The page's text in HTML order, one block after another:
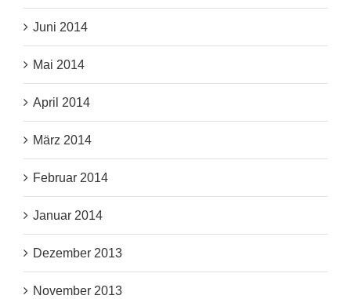
Juni 2014
Mai 2014
April 2014
März 2014
Februar 2014
Januar 2014
Dezember 2013
November 2013